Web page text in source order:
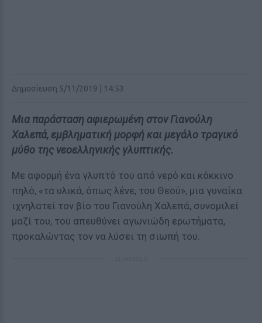
Δημοσίευση 5/11/2019 | 14:53
Μια παράσταση αφιερωμένη στον Γιανούλη
Χαλεπά, εμβληματική μορφή και μεγάλο τραγικό
μύθο της νεοελληνικής γλυπτικής.
Με αφορμή ένα γλυπτό του από νερό και κόκκινο
πηλό, «τα υλικά, όπως λένε, του Θεού», μια γυναίκα
ιχνηλατεί τον βίο του Γιανούλη Χαλεπά, συνομιλεί
μαζί του, του απευθύνει αγωνιώδη ερωτήματα,
προκαλώντας τον να λύσει τη σιωπή του.